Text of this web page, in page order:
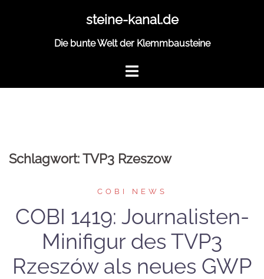
steine-kanal.de
Die bunte Welt der Klemmbausteine
Schlagwort:TVP3 Rzeszow
COBI NEWS
COBI 1419: Journalisten-
Minifigur des TVP3
Rzeszów als neues GWP